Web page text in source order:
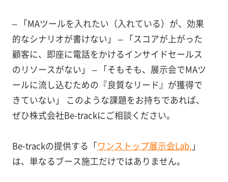
– 「MAツールを入れたい（入れている）が、効果
的なシナリオが書けない」 – 「スコアが上がった
顧客に、即座に電話をかけるインサイドセールス
のリソースがない」 – 「そもそも、展示会でMAツ
ールに流し込むための『良質なリード』が獲得で
きていない」 このような課題をお持ちであれば、
ぜひ株式会社Be-trackにご相談ください。
Be-trackの提供する「ワンストップ展示会Lab. 」
は、単なるブース施工だけではありません。